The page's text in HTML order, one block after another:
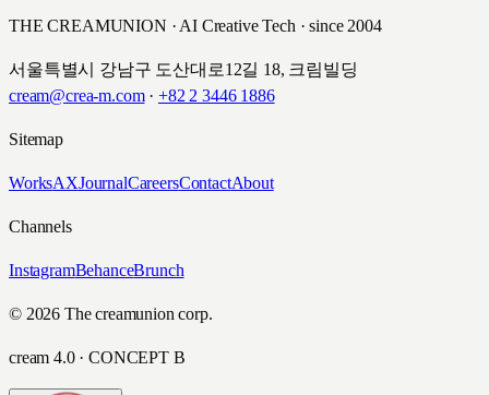
THE CREAMUNION · AI Creative Tech · since 2004
서울특별시 강남구 도산대로12길 18, 크림빌딩
cream@crea-m.com· +82 2 3446 1886
Sitemap
WorksAXJournalCareersContactAbout
Channels
InstagramBehanceBrunch
© 2026 The creamunion corp.
cream 4.0 · CONCEPT B